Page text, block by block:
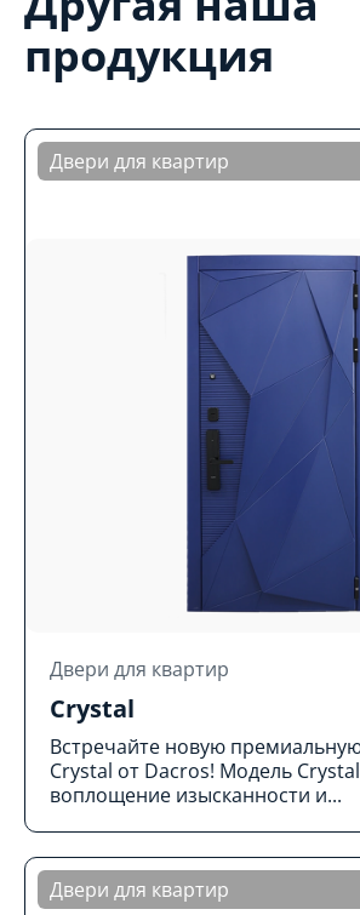
продукция
Двери для квартир
Двери для квартир
Crystal
Встречайте новую
Crystal от Dacros! Модель Crystal
воплощение изысканности и...
Двери для квартир